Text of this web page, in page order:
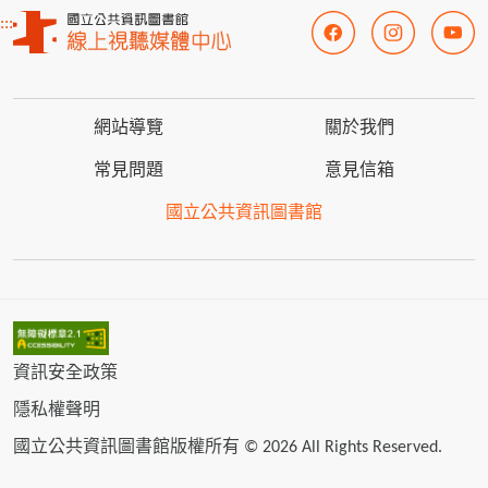
:::
網站導覽 關於我們
常見問題 意見信箱
國立公共資訊圖書館
資訊安全政策
隱私權聲明
國立公共資訊圖書館版權所有 © 2026 All Rights Reserved.